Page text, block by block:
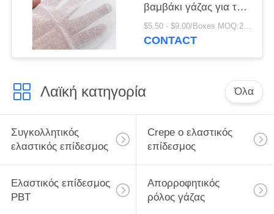
βαμβάκι γάζας για την
παραδοσιακή
προσοχή πληγών
$5.50 - $9.00/Boxes MOQ:200 κιβώτια
CONTACT
Λαϊκή κατηγορία Όλα
Συγκολλητικός
ελαστικός επίδεσμος
Crepe ο ελαστικός
επίδεσμος
Ελαστικός επίδεσμος
PBT
Απορροφητικός
ρόλος γάζας